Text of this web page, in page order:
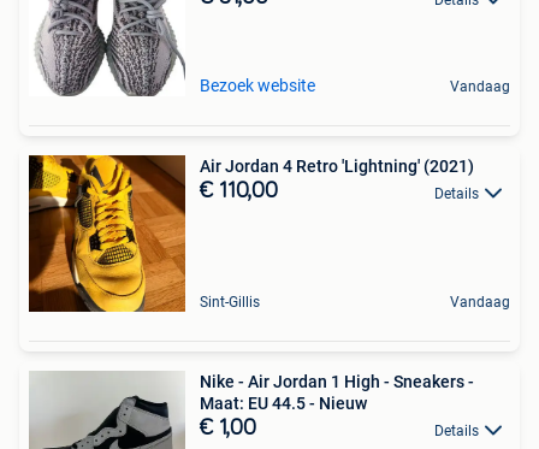
Bezoek website Vandaag
Air Jordan 4 Retro 'Lightning' (2021)
€ 110,00 Details
Sint-Gillis Vandaag
Nike - Air Jordan 1 High - Sneakers -
Maat: EU 44.5 - Nieuw
€ 1,00 Details